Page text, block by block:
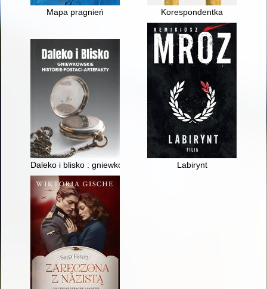
Mapa pragnień Korespondentka
Daleko i blisko : gniewkowskie historie-postaci-artefakty :
Labirynt